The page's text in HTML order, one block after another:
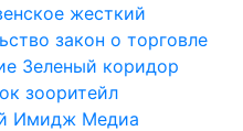
жесткий
закон о торговле
Зеленый коридор
зооритейл
Имидж Медиа